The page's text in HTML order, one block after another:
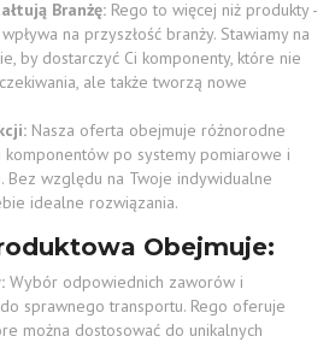
Branżę: Rego to więcej niż produkty -
na przyszłość branży. Stawiamy na
by dostarczyć Ci komponenty, które nie
ale także tworzą nowe
Nasza oferta obejmuje różnorodne
po systemy pomiarowe i
Bez względu na Twoje indywidualne
idealne rozwiązania.
Obejmuje:
Wybór odpowiednich zaworów i
sprawnego transportu. Rego oferuje
można dostosować do unikalnych